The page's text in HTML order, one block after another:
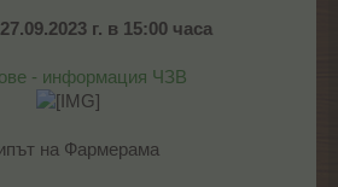
г. в 15:00 часа
- информация ЧЗВ
на Фармерама​